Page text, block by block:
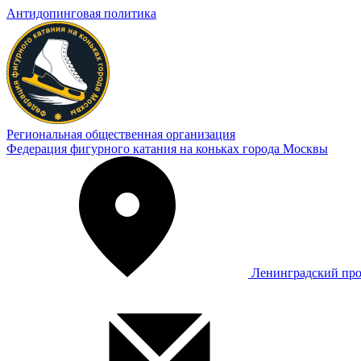
Антидопинговая политика
Региональная общественная организация
Федерация фигурного катания на коньках города Москвы
Ленинградский